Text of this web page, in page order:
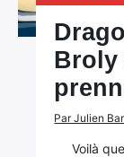
Broly
Par Julien
Voilà